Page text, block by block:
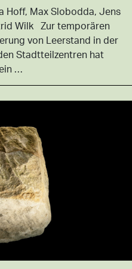
Hoff, Max Slobodda, Jens
Wilk Zur temporären
von Leerstand in der
Stadtteilzentren hat
…